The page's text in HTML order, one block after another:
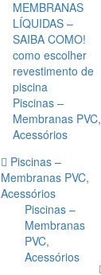
MEMBRANAS
LÍQUIDAS –
SAIBA COMO!
como escolher
revestimento de
piscina
Piscinas –
Membranas PVC,
Acessórios
Piscinas –
Membranas PVC,
Acessórios
Piscinas –
Membranas
PVC,
Acessórios